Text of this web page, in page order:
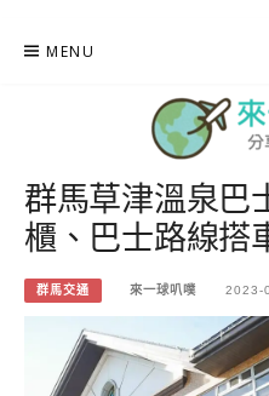
MENU
來一球叭噗
分享日本自助部落格
群馬草津溫泉巴
櫃、巴士路線搭
群馬交通 來一球叭噗 2023-